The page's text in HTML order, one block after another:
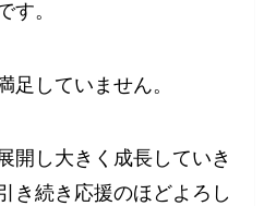
す。
足していません。
開し大きく成長していき
き続き応援のほどよろし